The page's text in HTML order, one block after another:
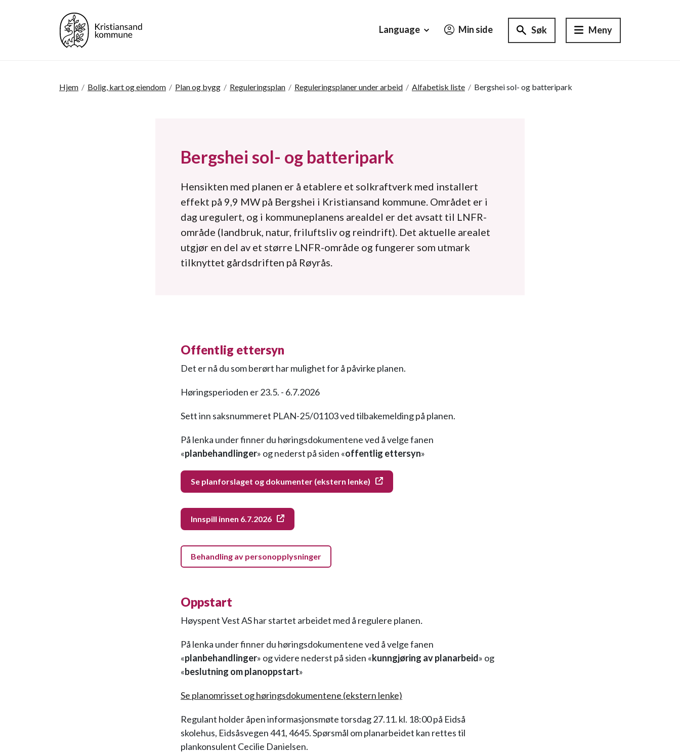
Language
Min side Søk Meny
Hjem / Bolig, kart og eiendom / Plan og bygg / Reguleringsplan / Reguleringsplaner under arbeid / Alfabetisk liste / Bergshei sol- og batteripark
Bergshei sol- og batteripark
Hensikten med planen er å etablere et solkraftverk med installert
effekt på 9,9 MW på Bergshei i Kristiansand kommune. Området er i
dag uregulert, og i kommuneplanens arealdel er det avsatt til LNFR-
område (landbruk, natur, friluftsliv og reindrift). Det aktuelle arealet
utgjør en del av et større LNFR-område og fungerer som utmark
tilknyttet gårdsdriften på Røyrås.
Offentlig ettersyn
Det er nå du som berørt har mulighet for å påvirke planen.
Høringsperioden er 23.5. - 6.7.2026
Sett inn saksnummeret PLAN-25/01103 ved tilbakemelding på planen.
På lenka under finner du høringsdokumentene ved å velge fanen
«planbehandlinger» og nederst på siden «offentlig ettersyn»
Se planforslaget og dokumenter (ekstern lenke)
Innspill innen 6.7.2026
Behandling av personopplysninger
Oppstart
Høyspent Vest AS har startet arbeidet med å regulere planen.
På lenka under finner du høringsdokumentene ved å velge fanen
«planbehandlinger» og videre nederst på siden «kunngjøring av planarbeid» og
«beslutning om planoppstart»
Se planomrisset og høringsdokumentene (ekstern lenke)
Regulant holder åpen informasjonsmøte torsdag 27.11. kl. 18:00 på Eidså
skolehus, Eidsåsvegen 441, 4645. Spørsmål om planarbeidet kan rettes til
plankonsulent Cecilie Danielsen.